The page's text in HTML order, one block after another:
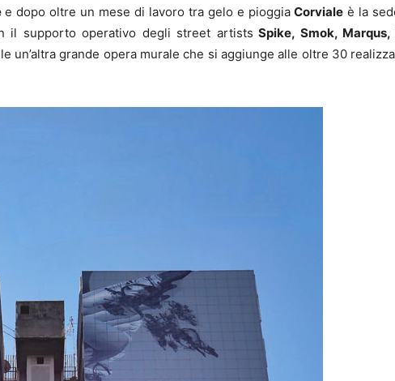
e dopo oltre un mese di lavoro tra gelo e pioggiaCorviale è la
il supporto operativo degli street artists Spike, Smok,
un’altra grande opera murale che si aggiunge alle oltre 30